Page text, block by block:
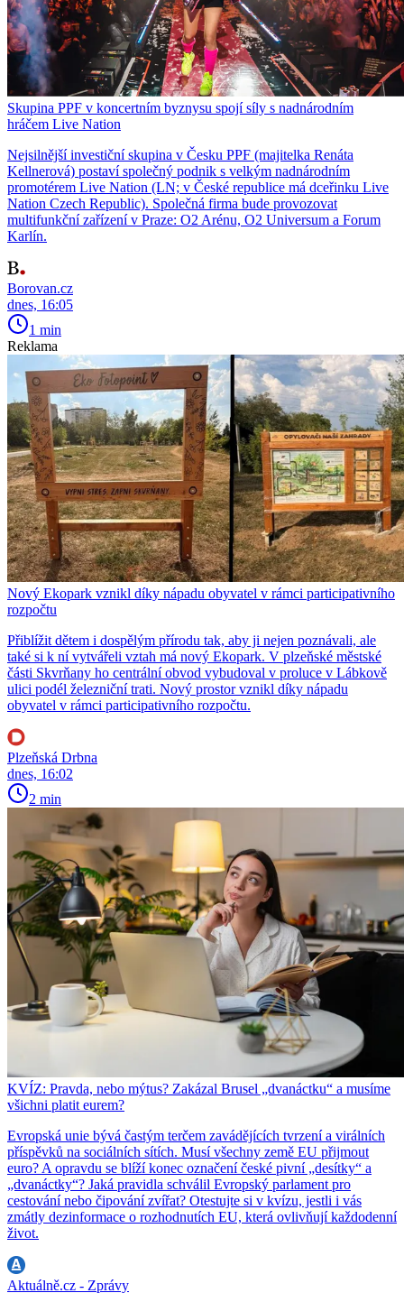
Skupina PPF v koncertním byznysu spojí síly s nadnárodním
hráčem Live Nation
Nejsilnější investiční skupina v Česku PPF (majitelka Renáta
Kellnerová) postaví společný podnik s velkým nadnárodním
promotérem Live Nation (LN; v České republice má dceřinku Live
Nation Czech Republic). Společná firma bude provozovat
multifunkční zařízení v Praze: O2 Arénu, O2 Universum a Forum
Karlín.
Borovan.cz
dnes, 16:05
1 min
Reklama
Nový Ekopark vznikl díky nápadu obyvatel v rámci participativního
rozpočtu
Přiblížit dětem i dospělým přírodu tak, aby ji nejen poznávali, ale
také si k ní vytvářeli vztah má nový Ekopark. V plzeňské městské
části Skvrňany ho centrální obvod vybudoval v proluce v Lábkově
ulici podél železniční trati. Nový prostor vznikl díky nápadu
obyvatel v rámci participativního rozpočtu.
Plzeňská Drbna
dnes, 16:02
2 min
KVÍZ: Pravda, nebo mýtus? Zakázal Brusel „dvanáctku“ a musíme
všichni platit eurem?
Evropská unie bývá častým terčem zavádějících tvrzení a virálních
příspěvků na sociálních sítích. Musí všechny země EU přijmout
euro? A opravdu se blíží konec označení české pivní „desítky“ a
„dvanáctky“? Jaká pravidla schválil Evropský parlament pro
cestování nebo čipování zvířat? Otestujte si v kvízu, jestli i vás
zmátly dezinformace o rozhodnutích EU, která ovlivňují každodenní
život.
Aktuálně.cz - Zprávy